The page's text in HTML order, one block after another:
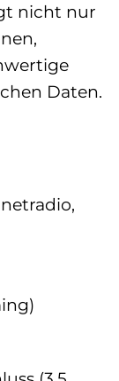
nicht nur
Daten.